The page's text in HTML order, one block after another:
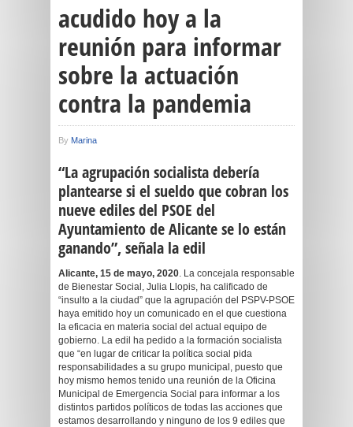
acudido hoy a la
reunión para informar
sobre la actuación
contra la pandemia
By Marina
“La agrupación socialista debería
plantearse si el sueldo que cobran los
nueve ediles del PSOE del
Ayuntamiento de Alicante se lo están
ganando”, señala la edil
Alicante, 15 de mayo, 2020. La concejala responsable
de Bienestar Social, Julia Llopis, ha calificado de
“insulto a la ciudad” que la agrupación del PSPV-PSOE
haya emitido hoy un comunicado en el que cuestiona
la eficacia en materia social del actual equipo de
gobierno. La edil ha pedido a la formación socialista
que “en lugar de criticar la política social pida
responsabilidades a su grupo municipal, puesto que
hoy mismo hemos tenido una reunión de la Oficina
Municipal de Emergencia Social para informar a los
distintos partidos políticos de todas las acciones que
estamos desarrollando y ninguno de los 9 ediles que